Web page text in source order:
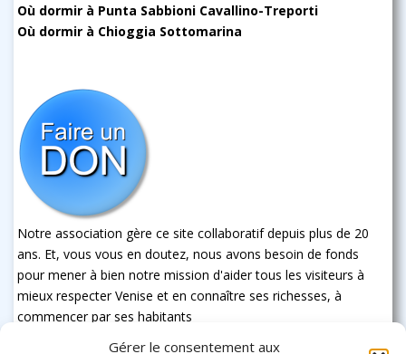
Gérer le consentement aux
Où dormir à Punta Sabbioni Cavallino-Treporti
Où dormir à Chioggia Sottomarina
Notre association gère ce site collaboratif depuis plus de 20
ans. Et, vous vous en doutez, nous avons besoin de fonds
pour mener à bien notre mission d'aider tous les visiteurs à
mieux respecter Venise et en connaître ses richesses, à
commencer par ses habitants